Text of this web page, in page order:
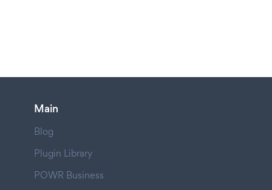
Main
Blog
Plugin Library
POWR Business